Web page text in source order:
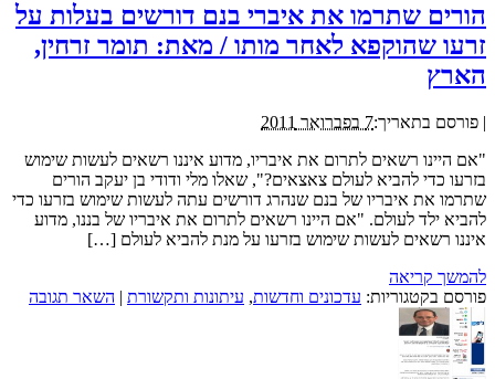
הורים שתרמו את איברי בנם דורשים בעלות על
זרעו שהוקפא לאחר מותו / מאת: תומר זרחין,
הארץ
| פורסם בתאריך:7 בפברואר 2011
"אם היינו רשאים לתרום את איבריו, מדוע איננו רשאים לעשות שימוש
בזרעו כדי להביא לעולם צאצאים?", שאלו מלי ודודי בן יעקב הורים
שתרמו את איבריו של בנם שנהרג דורשים עתה לעשות שימוש בזרעו כדי
להביא ילד לעולם. "אם היינו רשאים לתרום את איבריו של בננו, מדוע
איננו רשאים לעשות שימוש בזרעו על מנת להביא לעולם […]
להמשך קריאה
פורסם בקטגוריות: עדכונים וחדשות, עיתונות ותקשורת | השאר תגובה